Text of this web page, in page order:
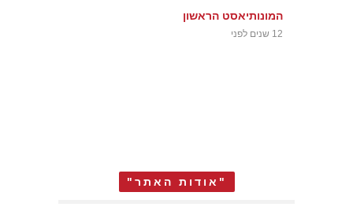
המונותיאסט הראשון
12 שנים לפני
"אודות האתר"